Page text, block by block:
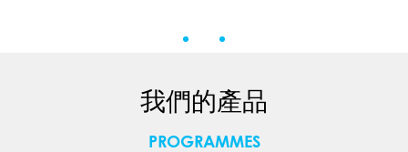
我們的產品
PROGRAMMES